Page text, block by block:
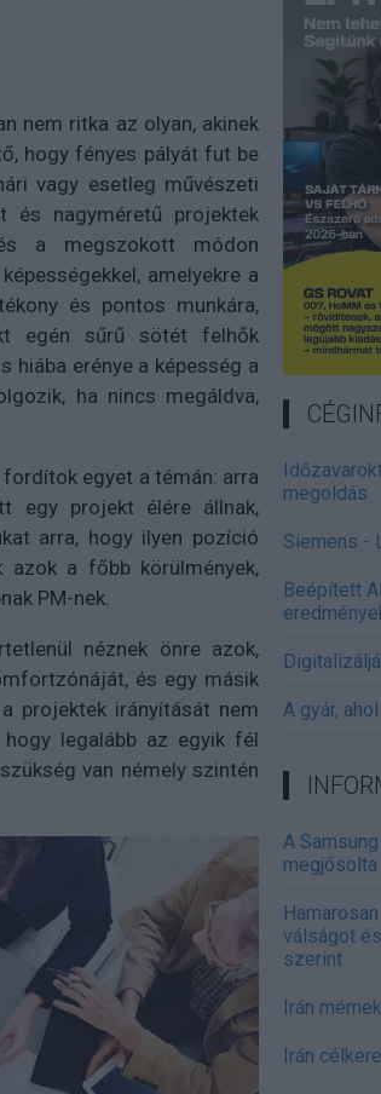
nem ritka az olyan, akinek
hogy fényes pályát fut be
vagy esetleg művészeti
és nagyméretű projektek
és a megszokott módon
amelyekre a
és pontos munkára,
egén sűrű sötét felhők
hiába erénye a képesség a
ha nincs megáldva,
egyet a témán: arra
egy projekt élére állnak,
arra, hogy ilyen pozíció
azok a főbb körülmények,
PM-nek.
néznek önre azok,
és egy másik
projektek irányítását nem
legalább az egyik fél
van némely szintén
megoldás
Siemens -
Beépített
A gyár,
A
válságot
szerint
Irán
Irán